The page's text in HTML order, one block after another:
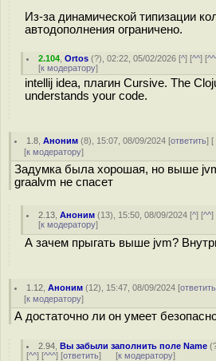
Из-за динамической типизации
автодополнения ограничено.
2.104 ,Ortos (?), 02:22, 05/02/2026 [^] [^^] [
[к модератору]
intellij idea, плагин Cursive. The
understands your code.
1.8 ,Аноним (8), 15:07, 08/09/2024 [ответить] [
[к модератору]
Задумка была хорошая, но выше
graalvm не спасет
2.13 ,Аноним (13), 15:50, 08/09/2024 [^] [^^]
[к модератору]
А зачем прыгать выше jvm?
1.12 ,Аноним (12), 15:47, 08/09/2024 [ответить
[к модератору]
А достаточно ли он умеет
2.94 ,Вы забыли заполнить поле Name (
[^^] [^^^] [ответить] [к модератору]